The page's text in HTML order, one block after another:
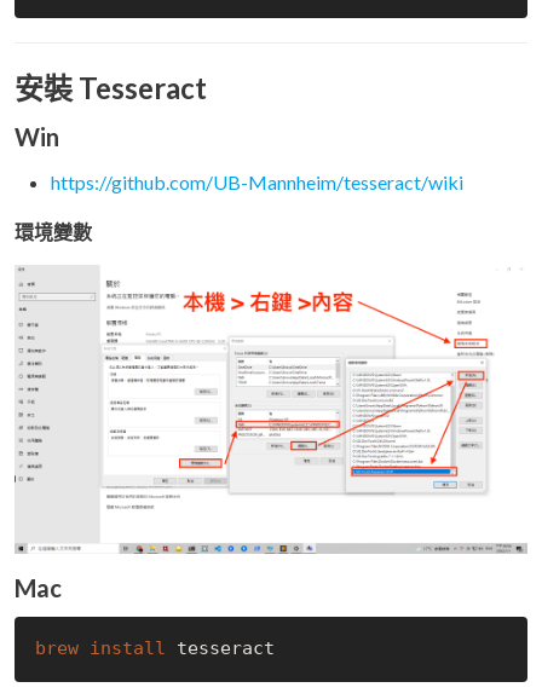
安裝 Tesseract
Win
https://github.com/UB-Mannheim/tesseract/wiki
環境變數
Mac
brew install